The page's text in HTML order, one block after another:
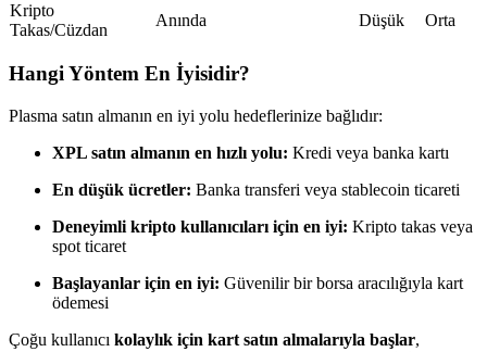
Kopya Tüccarı Olun
Kâr paylaşımı ve kopya ticaret komisyonlarının tadını çıkarın
Kripto
Takas/Cüzdan
Anında Düşük Orta
Hangi Yöntem En İyisidir?
Plasma satın almanın en iyi yolu hedeflerinize bağlıdır:
XPL satın almanın en hızlı yolu: Kredi veya banka kartı
En düşük ücretler: Banka transferi veya stablecoin ticareti
Deneyimli kripto kullanıcıları için en iyi: Kripto takas veya
spot ticaret
Başlayanlar için en iyi: Güvenilir bir borsa aracılığıyla kart
ödemesi
Çoğu kullanıcı kolaylık için kart satın almalarıyla başlar,